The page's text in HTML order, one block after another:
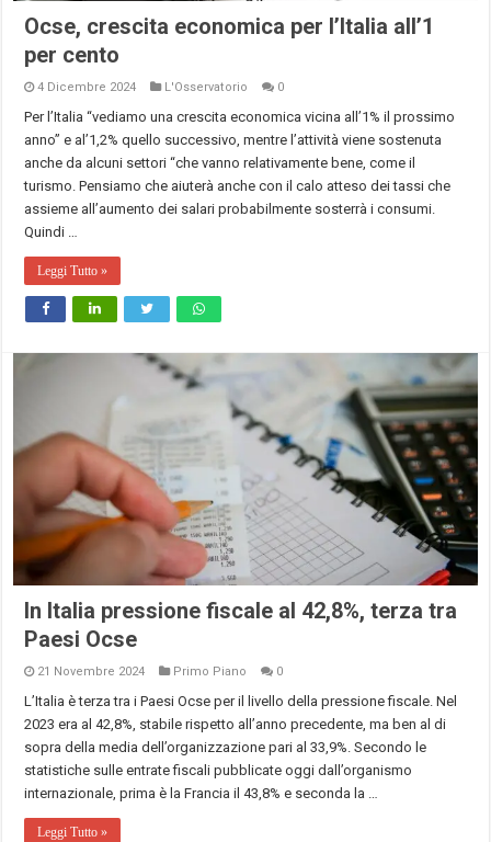
Ocse, crescita economica per l’Italia all’1
per cento
4 Dicembre 2024 L'Osservatorio 0
Per l’Italia “vediamo una crescita economica vicina all’1% il prossimo
anno” e al’1,2% quello successivo, mentre l’attività viene sostenuta
anche da alcuni settori “che vanno relativamente bene, come il
turismo. Pensiamo che aiuterà anche con il calo atteso dei tassi che
assieme all’aumento dei salari probabilmente sosterrà i consumi.
Quindi …
Leggi Tutto »
In Italia pressione fiscale al 42,8%, terza tra
Paesi Ocse
21 Novembre 2024 Primo Piano 0
L’Italia è terza tra i Paesi Ocse per il livello della pressione fiscale. Nel
2023 era al 42,8%, stabile rispetto all’anno precedente, ma ben al di
sopra della media dell’organizzazione pari al 33,9%. Secondo le
statistiche sulle entrate fiscali pubblicate oggi dall’organismo
internazionale, prima è la Francia il 43,8% e seconda la …
Leggi Tutto »